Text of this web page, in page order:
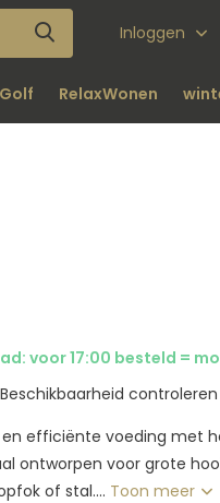
Inloggen
RelaxWonen
voor 17:00 besteld =
Beschikbaarheid controleren
efficiënte voeding met
ontworpen voor grote
of stal.... Toon meer